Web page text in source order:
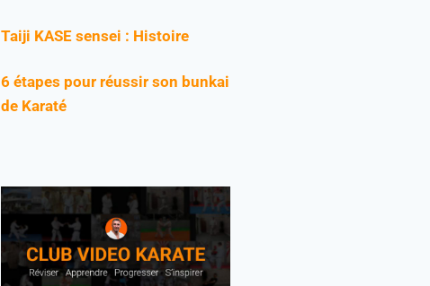
Taiji KASE sensei : Histoire
6 étapes pour réussir son bunkai
de Karaté